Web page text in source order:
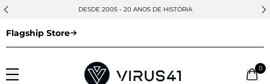
DESDE 2005 - 20 ANOS DE HISTÓRIA
Flagship Store
0